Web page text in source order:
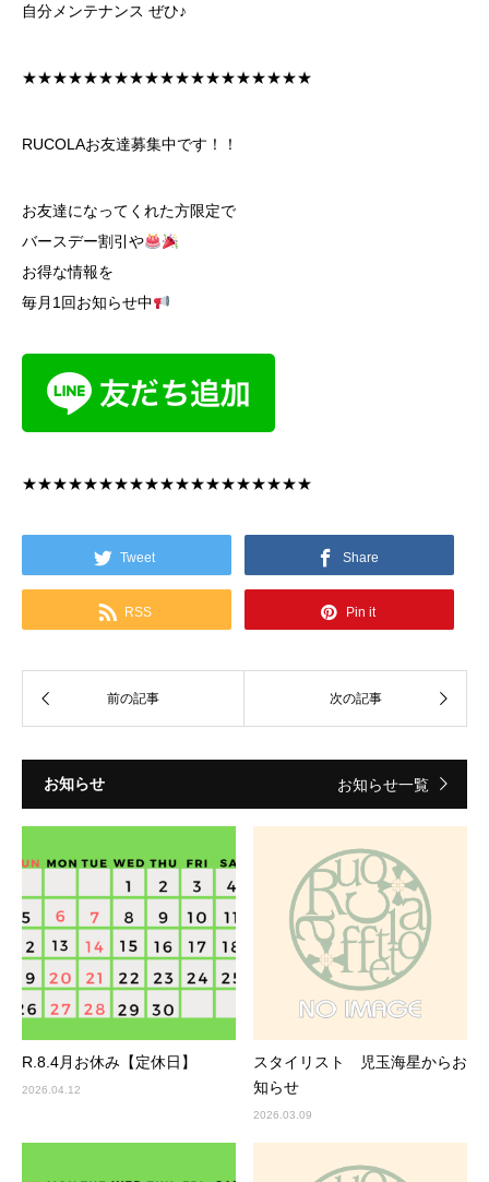
自分メンテナンス ぜひ♪
★★★★★★★★★★★★★★★★★★★
RUCOLAお友達募集中です！！
お友達になってくれた方限定で
バースデー割引や
お得な情報を
毎月1回お知らせ中
★★★★★★★★★★★★★★★★★★★
Tweet Share
RSS Pin it
お知らせ お知らせ一覧
R.8.4月お休み【定休日】
2026.04.12
スタイリスト 児玉海星からお
知らせ
2026.03.09